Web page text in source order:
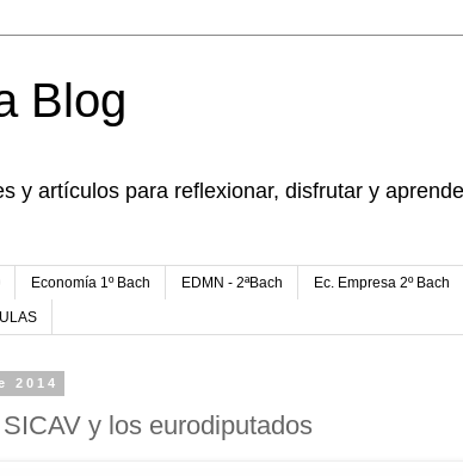
Blog
y artículos para reflexionar, disfrutar y
Economía 1º Bach EDMN - 2ªBach Ec. Empresa 2º Bach
2014
y los eurodiputados